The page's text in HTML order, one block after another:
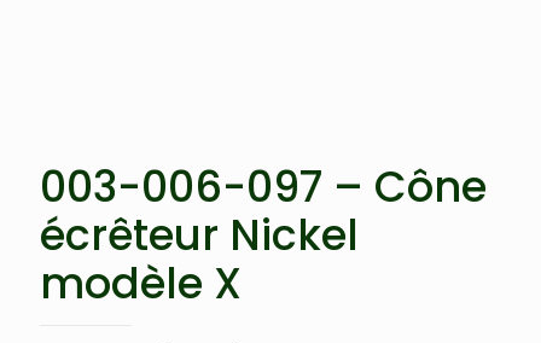
003-006-097 – Cône
écrêteur Nickel
modèle X